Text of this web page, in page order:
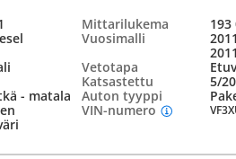
Mittarilukema
193
Vuosimalli
Vetotapa
Katsastettu
5/
- matala Auton tyyppi
VIN-numero